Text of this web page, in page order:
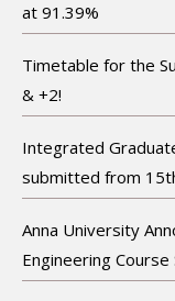
at 91.39%
Timetable for the
& +2!
Integrated
submitted from
Anna University
Engineering